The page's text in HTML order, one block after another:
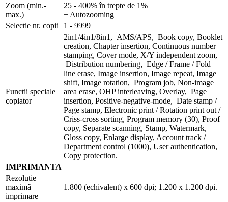
Zoom (min.-
max.)
25 - 400% în trepte de 1%
+ Autozooming
Selectie nr. copii
1 - 9999
Functii speciale
copiator
2in1/4in1/8in1, AMS/APS, Book copy, Booklet
creation, Chapter insertion, Continuous number
stamping, Cover mode, X/Y independent zoom,
Distribution numbering, Edge / Frame / Fold
line erase, Image insertion, Image repeat, Image
shift, Image rotation, Program job, Non-image
area erase, OHP interleaving, Overlay, Page
insertion, Positive-negative-mode, Date stamp /
Page stamp, Electronic print / Rotation print out /
Criss-cross sorting, Program memory (30), Proof
copy, Separate scanning, Stamp, Watermark,
Gloss copy, Enlarge display, Account track /
Department control (1000), User authentication,
Copy protection.
IMPRIMANTA
Rezolutie
maximã
imprimare
1.800 (echivalent) x 600 dpi; 1.200 x 1.200 dpi.